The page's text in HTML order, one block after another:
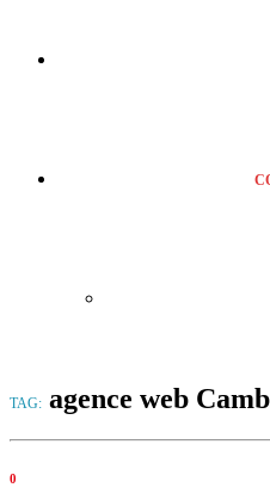
TAG: agence web
0